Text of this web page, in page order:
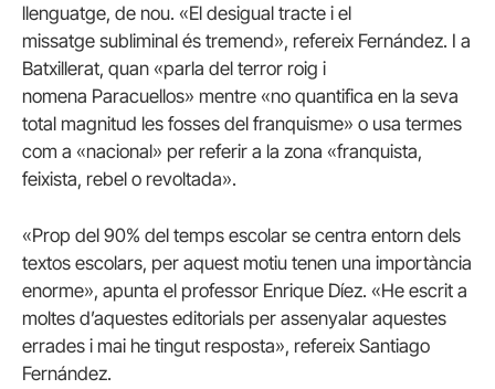
llenguatge, de nou. «El desigual tracte i el
missatge subliminal és tremend», refereix Fernández. I a
Batxillerat, quan «parla del terror roig i
nomena Paracuellos» mentre «no quantifica en la seva
total magnitud les fosses del franquisme» o usa termes
com a «nacional» per referir a la zona «franquista,
feixista, rebel o revoltada».
«Prop del 90% del temps escolar se centra entorn dels
textos escolars, per aquest motiu tenen una importància
enorme», apunta el professor Enrique Díez. «He escrit a
moltes d’aquestes editorials per assenyalar aquestes
errades i mai he tingut resposta», refereix Santiago
Fernández.